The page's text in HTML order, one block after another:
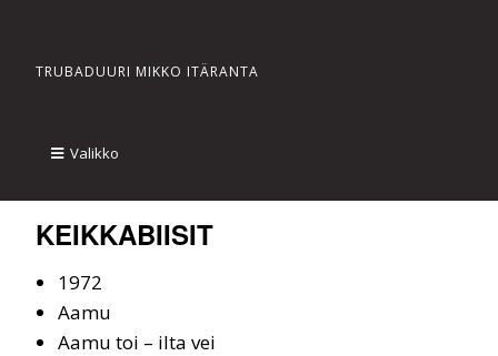
TRUBADUURI MIKKO ITÄRANTA
Valikko
KEIK­KA­BII­SIT
1972
Aa­mu
Aamu toi – ilta vei